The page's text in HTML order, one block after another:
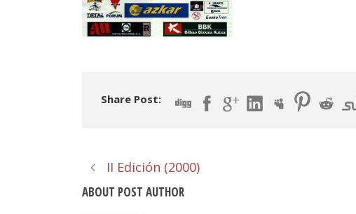
Share Post:
II Edición (2000)
ABOUT POST AUTHOR